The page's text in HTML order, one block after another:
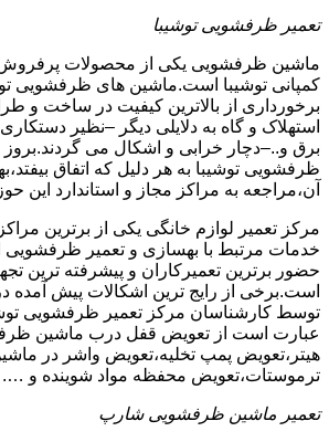
تعمیر ظرفشویی توشیبا
ماشین ظرفشویی یکی از محصولات پرفروش و
کمپانی توشیبا است.ماشین های ظرفشویی
برخورداری از بالاترین کیفیت در ساخت و
استهلاک و گاه به دلایلی دیگر –نظیر
برق و..–دچار خرابی و اشکال می
ظرفشویی توشیبا به هر دلیل که اتفاق
آن،مراجعه به مراکز مجاز و استاندارد این
مرکز تعمیر لوازم خانگی یکی از برترین
خدمات مرتبط با بهسازی و تعمیر ظرفشویی
حضور برترین تعمیرکاران و پیشرفته ترین
است.برخی از رایج ترین اشکالات پیش آمده
توسط کارشناسان مرکز تعمیر ظرفشویی
عبارت است از تعویض قفل درب ماشین
هیتر،تعویض پمپ تخلیه،تعویض واشر در
ترموستات،تعویض محفظه مواد شوینده و ….
تعمیر ماشین ظرفشویی شارپ